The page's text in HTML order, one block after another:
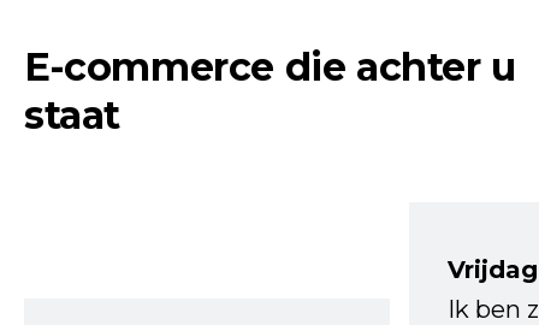
E-commerce die achter u
staat
Ik ben